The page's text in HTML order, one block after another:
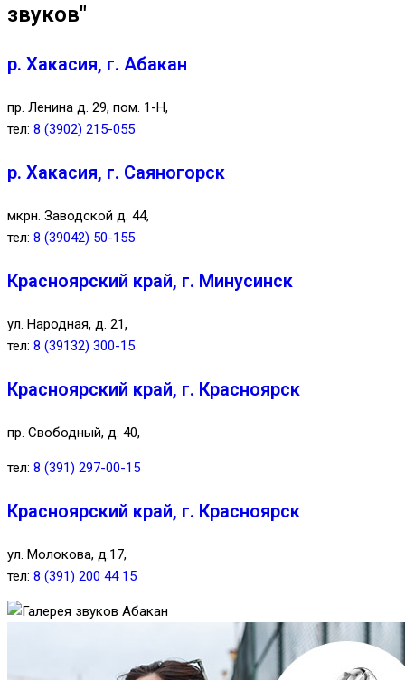
звуков"
р. Хакасия, г. Абакан
пр. Ленина д. 29, пом. 1-Н,
тел: 8 (3902) 215-055
р. Хакасия, г. Саяногорск
мкрн. Заводской д. 44,
тел: 8 (39042) 50-155
Красноярский край, г. Минусинск
ул. Народная, д. 21,
тел: 8 (39132) 300-15
Красноярский край, г. Красноярск
пр. Свободный, д. 40,
тел: 8 (391) 297-00-15
Красноярский край, г. Красноярск
ул. Молокова, д.17,
тел: 8 (391) 200 44 15